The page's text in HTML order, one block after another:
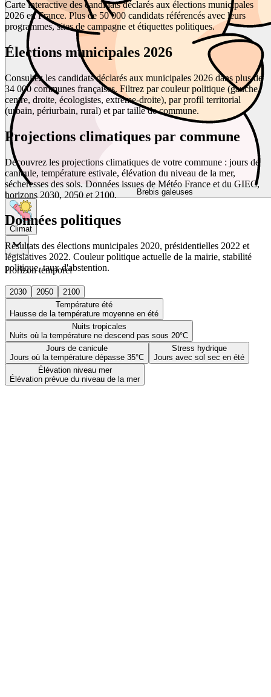
Brebis galeuses
Climat
Horizon temporel
2030 2050
2100
Température été
Hausse de la température moyenne en été
Nuits tropicales
Nuits où la température ne descend pas sous 20°C
Jours de canicule
Jours où la température dépasse 35°C
Stress hydrique
Jours avec sol sec en été
Élévation niveau mer
Élévation prévue du niveau de la mer
Carte interactive des candidats déclarés aux élections municipales
2026 en France. Plus de 50 000 candidats référencés avec leurs
programmes, sites de campagne et étiquettes politiques.
Élections municipales 2026
Consultez les candidats déclarés aux municipales 2026 dans plus de
34 000 communes françaises. Filtrez par couleur politique (gauche,
centre, droite, écologistes, extrême-droite), par profil territorial
(urbain, périurbain, rural) et par taille de commune.
Projections climatiques par commune
Découvrez les projections climatiques de votre commune : jours de
canicule, température estivale, élévation du niveau de la mer,
sécheresses des sols. Données issues de Météo France et du GIEC,
horizons 2030, 2050 et 2100.
Données politiques
Résultats des élections municipales 2020, présidentielles 2022 et
législatives 2022. Couleur politique actuelle de la mairie, stabilité
politique, taux d'abstention.